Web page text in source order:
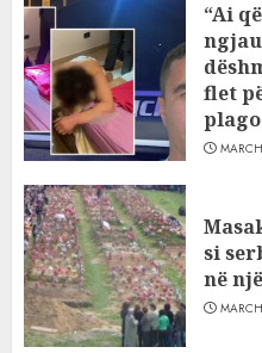
“Ai
ngjau
flet
si
në